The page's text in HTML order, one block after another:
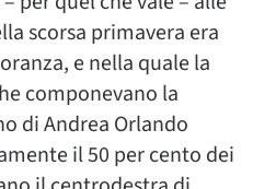
scorsa primavera era
e nella quale la
componevano la
di Andrea Orlando
il 50 per cento dei